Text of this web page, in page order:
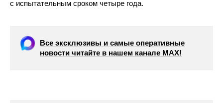
с испытательным сроком четыре года.
Все эксклюзивы и самые оперативные
новости читайте в нашем канале МАХ!